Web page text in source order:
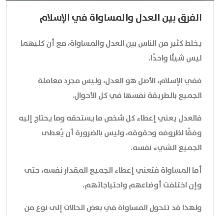
الفرق بين العدل والمساواة في الإسلام
يخلط كثير من الناس بين العدل والمساواة، مع أن كليهما
ليس شيئًا واحدًا.
ففي الإسلام، الأصل هو العدل، وليس مجرد معاملة
الجميع بالطريقة نفسها في كل الأحوال.
فالعدل يعني إعطاء كل شخص ما يستحقه وما يحتاج إليه
وفقًا لظروفه وحقوقه، وليس بالضرورة أن يُعطى
الجميع الشيء نفسه.
أما المساواة فتعني إعطاء الجميع المقدار نفسه، حتى
وإن اختلفت أوضاعهم واحتياجاتهم.
ولهذا قد تتحول المساواة في بعض الحالات إلى نوع من